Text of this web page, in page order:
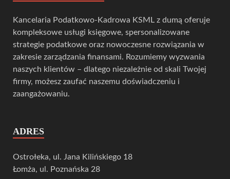
Kancelaria Podatkowo-Kadrowa KSML z dumą oferuje
kompleksowe usługi księgowe, spersonalizowane
strategie podatkowe oraz nowoczesne rozwiązania w
zakresie zarządzania finansami. Rozumiemy wyzwania
naszych klientów – dlatego niezależnie od skali Twojej
firmy, możesz zaufać naszemu doświadczeniu i
zaangażowaniu.
ADRES
Ostrołeka, ul. Jana Kilińskiego 18
Łomża, ul. Poznańska 28